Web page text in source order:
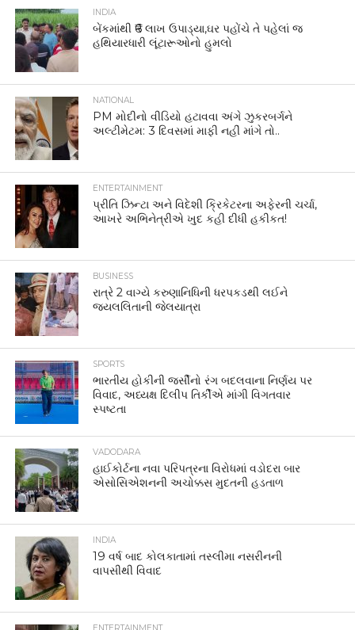
INDIA
બેંકમાંથી ₹6 લાખ ઉપાડ્યા,ઘર પહોંચે તે પહેલાં જ
હથિયારધારી લૂંટારૂઓનો હુમલો
NATIONAL
PM મોદીનો વીડિયો હટાવવા અંગે ઝુકરબર્ગને
અલ્ટીમેટમ: 3 દિવસમાં માફી નહીં માંગે તો..
ENTERTAINMENT
પ્રીતિ ઝિન્ટા અને વિદેશી ક્રિકેટરના અફેરની ચર્ચા,
આખરે અભિનેત્રીએ ખુદ કહી દીધી હકીકત!
BUSINESS
રાત્રે 2 વાગ્યે કરુણાનિધિની ધરપકડથી લઈને
જયલલિતાની જેલયાત્રા
SPORTS
ભારતીય હોકીની જર્સીનો રંગ બદલવાના નિર્ણય પર
વિવાદ, અધ્યક્ષ દિલીપ તિર્કીએ માંગી વિગતવાર
સ્પષ્ટતા
VADODARA
હાઈકોર્ટના નવા પરિપત્રના વિરોધમાં વડોદરા બાર
એસોસિએશનની અચોક્કસ મુદતની હડતાળ
INDIA
19 વર્ષ બાદ કોલકાતામાં તસ્લીમા નસરીનની
વાપસીથી વિવાદ
ENTERTAINMENT